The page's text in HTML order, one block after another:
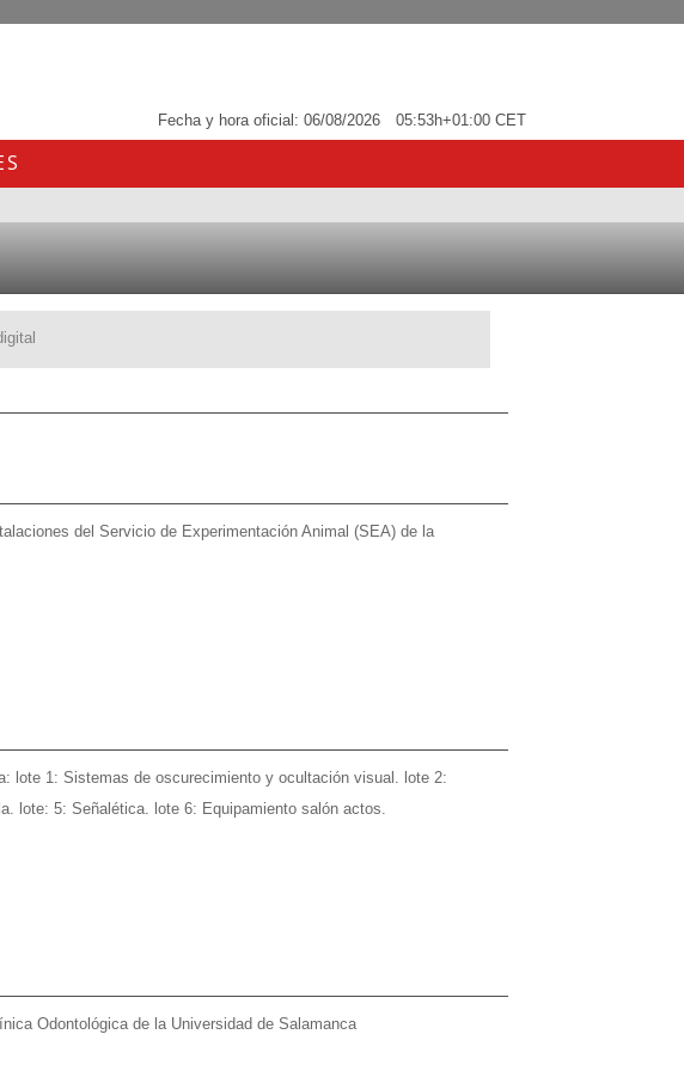
Fecha y hora oficial: 06/08/2026 05:53h+01:00 CET
del Servicio de Experimentación Animal (SEA) de la
lote 1: Sistemas de oscurecimiento y ocultación visual. lote 2:
lote: 5: Señalética. lote 6: Equipamiento salón actos.
Odontológica de la Universidad de Salamanca